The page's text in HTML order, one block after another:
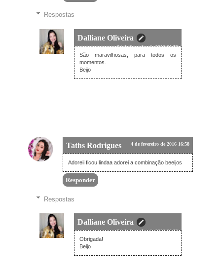
Respostas
Dalliane Oliveira
24 de fevereiro de 2016 01:53
São maravilhosas, para todos os
momentos.
Beijo
Taths Rodrigues 4 de fevereiro de 2016 16:58
Adoreii ficou lindaa adorei a combinação beeijos
Responder
Respostas
Dalliane Oliveira
24 de fevereiro de 2016 01:53
Obrigada!
Beijo